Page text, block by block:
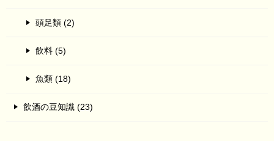
頭足類 (2)
飲料 (5)
魚類 (18)
飲酒の豆知識 (23)